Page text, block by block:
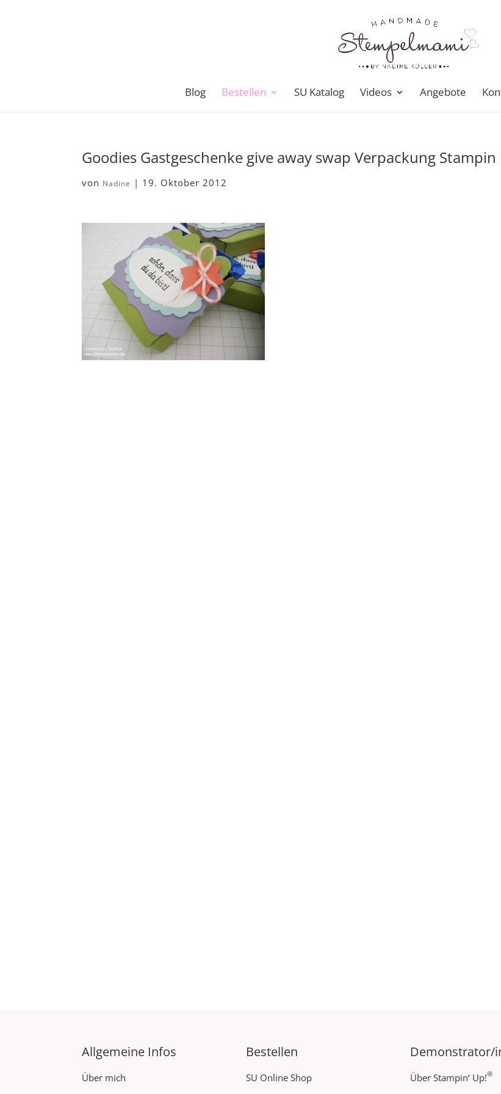
Blog Bestellen SU Katalog Videos Angebote
Goodies Gastgeschenke give away swap Verpackung
von Nadine | 19. Oktober 2012
Allgemeine Infos
Über mich
Bestellen
SU Online Shop
Demonstrator/
Über Stampin‘ Up!®